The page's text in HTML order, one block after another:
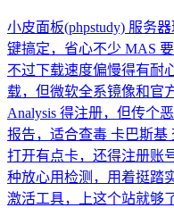
小皮面板(phpstudy) 服务
键搞定，省心不少 MAS
不过下载速度偏慢得有耐
载，但微软全系镜像和官
Analysis 得注册，但传个
报告，适合查毒 卡巴斯基
打开有点卡，还得注册账
种放心用检测，用着挺踏
激活工具，上这个站就够